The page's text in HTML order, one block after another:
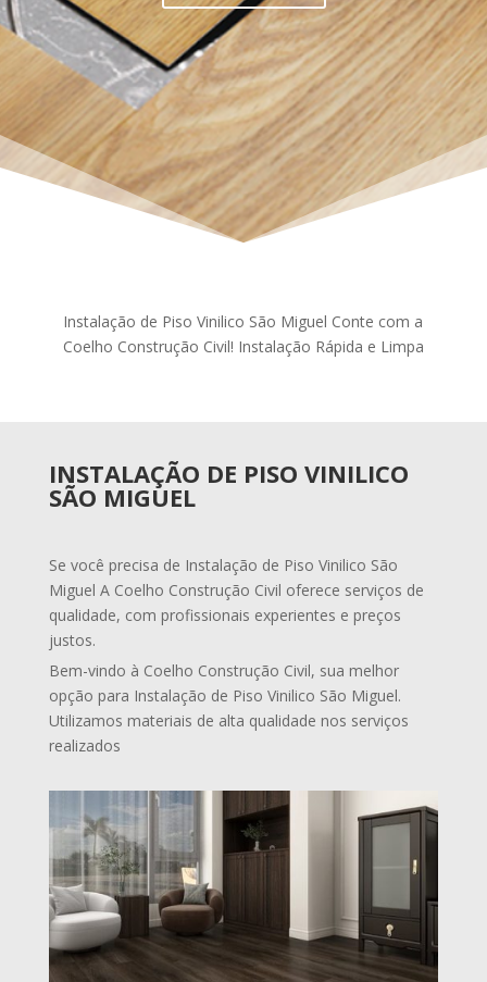
Instalação de Piso Vinilico São Miguel Conte com a
Coelho Construção Civil! Instalação Rápida e Limpa
INSTALAÇÃO DE PISO VINILICO
SÃO MIGUEL
Se você precisa de Instalação de Piso Vinilico São
Miguel A Coelho Construção Civil oferece serviços de
qualidade, com profissionais experientes e preços
justos.
Bem-vindo à Coelho Construção Civil, sua melhor
opção para Instalação de Piso Vinilico São Miguel.
Utilizamos materiais de alta qualidade nos serviços
realizados